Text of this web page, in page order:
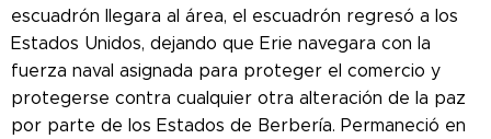
escuadrón llegara al área, el escuadrón regresó a los
Estados Unidos, dejando que Erie navegara con la
fuerza naval asignada para proteger el comercio y
protegerse contra cualquier otra alteración de la paz
por parte de los Estados de Berbería. Permaneció en